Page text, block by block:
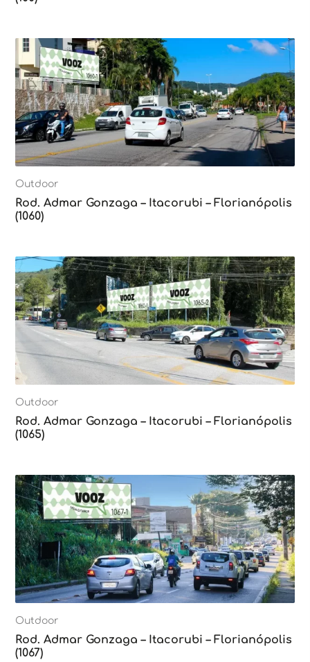
Outdoor
Rod. Admar Gonzaga – Itacorubi – Florianópolis
(1060)
Outdoor
Rod. Admar Gonzaga – Itacorubi – Florianópolis
(1065)
Outdoor
Rod. Admar Gonzaga – Itacorubi – Florianópolis
(1067)